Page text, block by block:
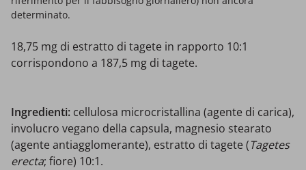
determinato.
18,75 mg di estratto di tagete in rapporto 10:1
corrispondono a 187,5 mg di tagete.
Ingredienti: cellulosa microcristallina (agente di carica),
involucro vegano della capsula, magnesio stearato
(agente antiagglomerante), estratto di tagete (Tagetes
erecta; fiore) 10:1.